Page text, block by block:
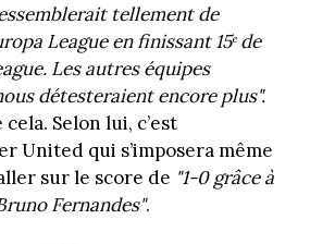
tellement de
League en finissant 15ᵉ de
Les autres équipes
détesteraient encore plus".
Selon lui, c’est
United qui s’imposera même
sur le score de "1-0 grâce à
Fernandes".